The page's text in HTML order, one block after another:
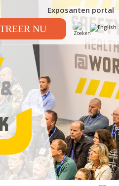
Exposanten portal
NU